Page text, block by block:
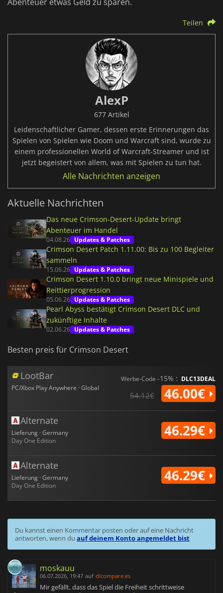
Teilen
AlexP
677 Artikel
Leidenschaftlicher Gamer, dessen erste Erinnerungen das
Spielen von Spielen wie Doom und Warcraft sind, wurde zu
einem professionellen World of Warcraft-Streamer und ist
jetzt begeistert von allem, was mit Spielen zu tun hat.
Alle Nachrichten anzeigen
Aktuelle Nachrichten
Das neue Crimson-Desert-Update bringt
Abenteuer im Handel
04.08.26 Updates & Patches
Crimson Desert Patch 1.11.00: Bis zu 100 Begleiter
sammeln
15.06.26 Updates & Patches
Crimson Desert 1.10.0 bringt neue Minispiele und
Reittierprogression
05.06.26 Updates & Patches
Pearl Abyss bestätigt Crimson Desert DLC und
zukünftige Inhalte
02.06.26 Updates & Patches
Besten preis für Crimson Desert
LootBar
PC/Xbox Play Anywhere · Global
Werbe-Code -15% : DLC13DEAL
54.12€ 46.00€
Alternate
Lieferung · Germany
Day One Edition
46.29€
Alternate
Lieferung · Germany
Day One Edition
46.29€
Du kannst einen Kommentar posten oder auf eine Nachricht
antworten, wenn du auf deinem Konto angemeldet bist
moskauu
06.07.2026, 19:47 auf dlcompare.es
Mir gefällt, dass das Spiel die Freiheit schrittweise